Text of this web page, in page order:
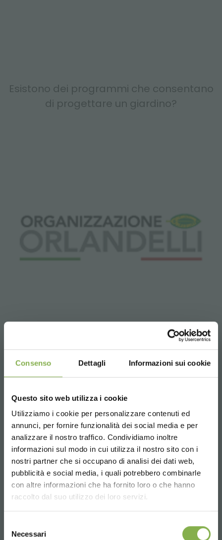
Consenso Dettagli Informazioni sui cookie
Questo sito web utilizza i cookie
Utilizziamo i cookie per personalizzare contenuti ed
annunci, per fornire funzionalità dei social media e per
analizzare il nostro traffico. Condividiamo inoltre
informazioni sul modo in cui utilizza il nostro sito con i
nostri partner che si occupano di analisi dei dati web,
pubblicità e social media, i quali potrebbero combinarle
con altre informazioni che ha fornito loro o che hanno
raccolto dal suo utilizzo dei loro servizi.
delNecessari
Esistono dei programmi che consentano
di progettare un giardino?
Esistono dei software facili da usare che
mi permettono di progettare il giardino?
Choose the country you are in and your
language for a better browsing experience
REGISTRATI E RISPARMIA
SUBITO!
Crea un account e ottieni subito
vantaggi esclusivi:
5 % di scontosul tuo primo ordine *
2 % di sconto sempresu tutti i tuoi acquisti
Spedizione gratis